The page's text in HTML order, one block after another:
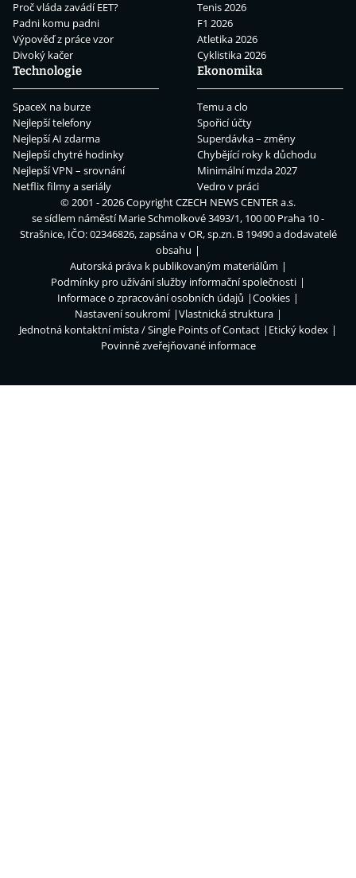
Proč vláda zavádí EET?
Padni komu padni
Výpověď z práce vzor
Divoký kačer
Tenis 2026
F1 2026
Atletika 2026
Cyklistika 2026
Technologie
SpaceX na burze
Nejlepší telefony
Nejlepší AI zdarma
Nejlepší chytré hodinky
Nejlepší VPN – srovnání
Netflix filmy a seriály
Ekonomika
Temu a clo
Spořicí účty
Superdávka – změny
Chybějící roky k důchodu
Minimální mzda 2027
Vedro v práci
© 2001 - 2026 CopyrightCZECH NEWS CENTER a.s.
se sídlem náměstí Marie Schmolkové 3493/1, 100 00 Praha 10 -
Strašnice, IČO: 02346826, zapsána v OR, sp.zn. B 19490 a dodavatelé
obsahu
Autorská práva k publikovaným materiálům
Podmínky pro užívání služby informační společnosti
Informace o zpracování osobních údajů
Cookies
Nastavení soukromí
Vlastnická struktura
Jednotná kontaktní místa / Single Points of Contact
Etický kodex
Povinně zveřejňované informace